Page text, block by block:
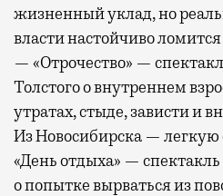
жизненный уклад, но
власти настойчиво
— «Отрочество» —
Толстого о внутреннем
утратах, стыде, зависти и
Из Новосибирска —
«День отдыха» —
о попытке вырваться из